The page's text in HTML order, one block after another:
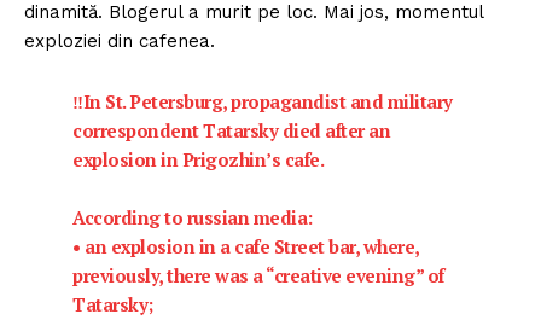
dinamită. Blogerul a murit pe loc. Mai jos, momentul
exploziei din cafenea.
‼️In St. Petersburg, propagandist and military
correspondent Tatarsky died after an
explosion in Prigozhin’s cafe.
According to russian media:
• an explosion in a cafe Street bar, where,
previously, there was a “creative evening” of
Tatarsky;